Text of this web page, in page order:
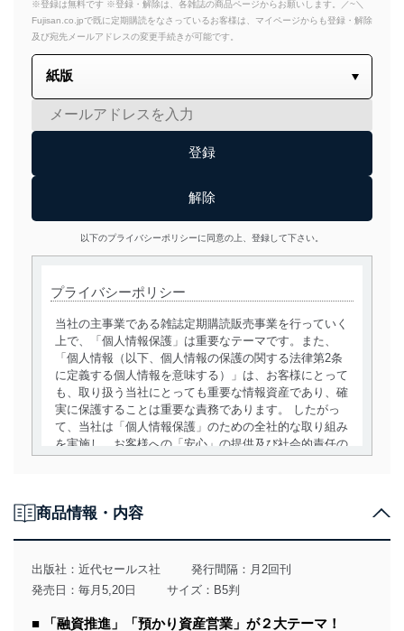
※登録は無料です ※登録・解除は、各雑誌の商品ページからお願いします。／~＼
Fujisan.co.jpで既に定期購読をなさっているお客様は、マイページからも登録・解除
及び宛先メールアドレスの変更手続きが可能です。
以下のプライバシーポリシーに同意の上、登録して下さい。
プライバシーポリシー
当社の主事業である雑誌定期購読販売事業を行っていく
上で、「個人情報保護」は重要なテーマです。また、
「個人情報（以下、個人情報の保護の関する法律第2条
に定義する個人情報を意味する）」は、お客様にとって
も、取り扱う当社にとっても重要な情報資産であり、確
実に保護することは重要な責務であります。 したがっ
て、当社は「個人情報保護」のための全社的な取り組み
を実施し、お客様への「安心」の提供及び社会的責任の
用目的を明確にし、本人の同意を得たうえで利用目的の
達成に必要な範囲内で適法かつ公正な手段によって取
得・利用・提供を行います。また、当社が保有している
個人情報は、同意を得ずに目的外利用、第三者への提
商品情報・内容
出版社： 近代セールス社
発行間隔：月2回刊
発売日：毎月5,20日
サイズ：B5判
■ 「融資推進」「預かり資産営業」が２大テーマ！